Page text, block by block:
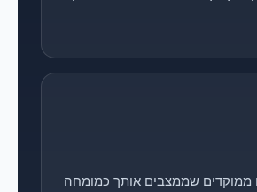
ממוקדים שממצבים אותך כמומחה